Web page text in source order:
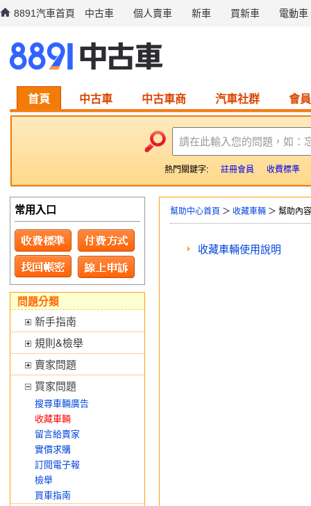
8891汽車首頁 中古車 個人賣車 新車 買新車 電動車
首頁 中古車 中古車商 汽車社群 會
請在此輸入您的問題，如：
熱門關鍵字: 註冊會員 收費標準
幫助中心首頁 ＞ 收藏車輛 ＞ 幫助內容
收藏車輛使用說明
常用入口
問題分類
新手指南
規則&檢舉
賣家問題
買家問題
搜尋車輛廣告
收藏車輛
留言給賣家
實價求購
訂閱電子報
檢舉
買車指南